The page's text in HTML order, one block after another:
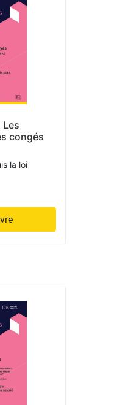
Les
congés
la loi